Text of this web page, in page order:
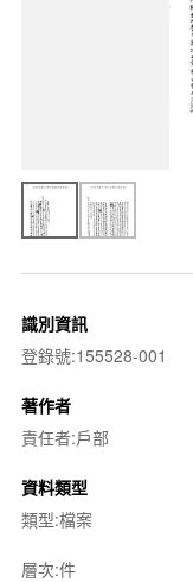
識別資訊
登錄號:155528-001
著作者
責任者:戶部
資料類型
類型:檔案
層次:件